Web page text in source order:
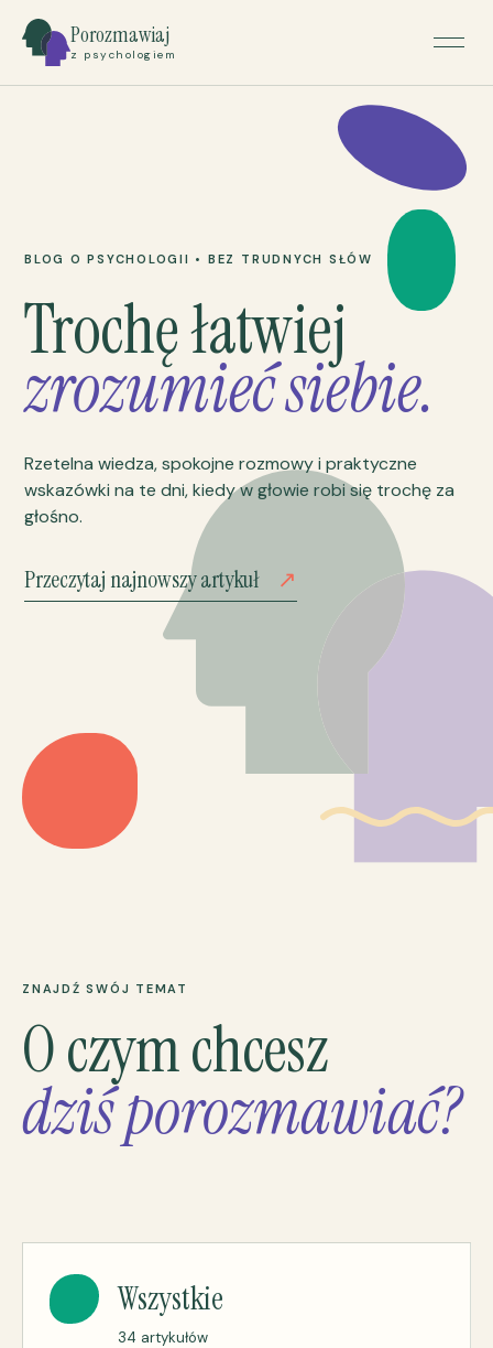
Porozmawiaj
z psychologiem
BLOG O PSYCHOLOGII • BEZ TRUDNYCH SŁÓW
Trochę łatwiej
zrozumieć siebie.
Rzetelna wiedza, spokojne rozmowy i praktyczne
wskazówki na te dni, kiedy w głowie robi się trochę za
głośno.
Przeczytaj najnowszy artykuł ↗
ZNAJDŹ SWÓJ TEMAT
O czym chcesz
dziś porozmawiać?
Wszystkie
34 artykułów